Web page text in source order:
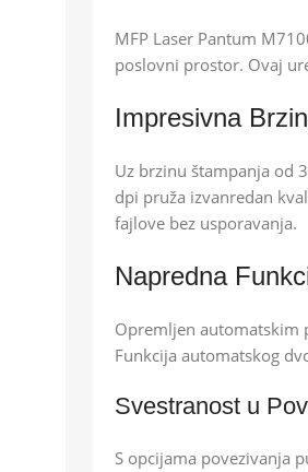
MFP Laser Pantum
poslovni prostor. Ovaj
Impresivna
Uz brzinu štampanja od
dpi pruža izvanredan
fajlove bez usporavanja.
Napredna
Opremljen automatskim
Funkcija automatskog
Svestranost u
S opcijama povezivanja